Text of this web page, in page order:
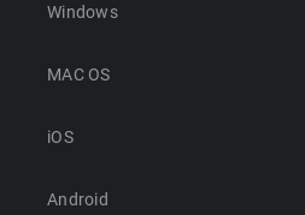
Windows
MAC OS
iOS
Android